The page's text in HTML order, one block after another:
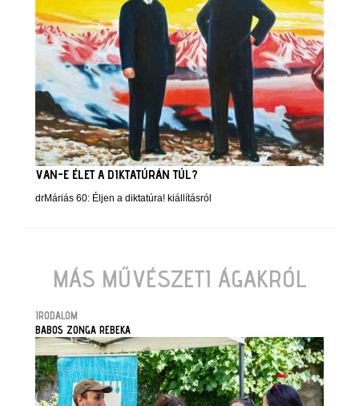
VAN-E ÉLET A DIKTATÚRÁN TÚL?
drMáriás 60: Éljen a diktatúra! kiállításról
MÁS MŰVÉSZETI ÁGAKRÓL
IRODALOM
BABOS ZONGA REBEKA